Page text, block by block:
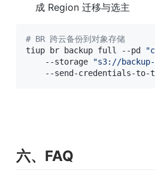
成 Region 迁移与选主
# BR 跨云备份到对象存储
tiup br backup full --pd
    --storage
"s3://
--send-credentials-to-
六、FAQ